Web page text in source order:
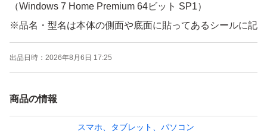
（Windows 7 Home Premium 64ビット SP1）
※品名・型名は本体の側面や底面に貼ってあるシールに記
載されています。
セット内容（ DVD 6枚セット ）
・リカバリデータディスク 1
出品日時： 2026年8月6日 17:25
商品の情報
スマホ、タブレット、パソコン